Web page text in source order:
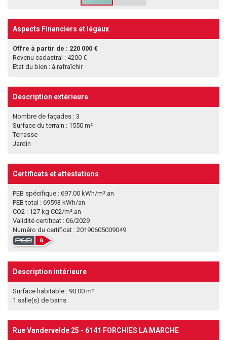
Aspects Financiers et légaux
Offre à partir de : 220 000 €
Revenu cadastral : 4200 €
Etat du bien : à rafraîchir
Description extérieure
Nombre de façades : 3
Surface du terrain : 1550 m²
Terrasse
Jardin
Certificats et attestations
PEB spécifique : 697.00 kWh/m².an
PEB total : 69593 kWh/an
CO2 : 127 kg C02/m².an
Validité certificat : 06/2029
Numéro du certificat : 20190605009049
Description intérieure
Surface habitable : 90.00 m²
1 salle(s) de bains
Rue Vandervelde 25 - 6141 FORCHIES LA MARCHE